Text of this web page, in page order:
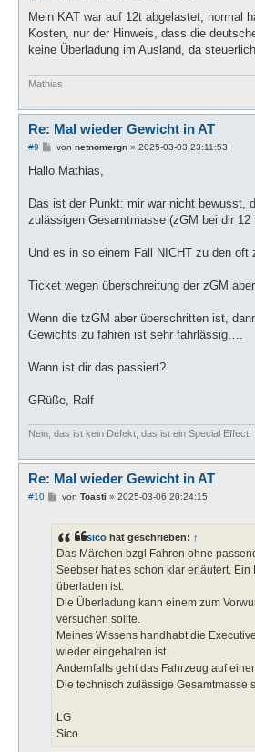
i
r
a
Mein KAT war auf 12t abgelastet, normal
Kosten, nur der Hinweis, dass die
keine Überladung im Ausland, da
Mathias
Re: Mal wieder Gewicht in AT
#9
B
i
a
von netnomergn» 2025-03-03 23:11:53
Hallo Mathias,
Das ist der Punkt: mir war nicht bewusst,
zulässigen Gesamtmasse (zGM bei dir 12
Und es in so einem Fall NICHT zu den
Ticket wegen überschreitung der zGM
Wenn die tzGM aber überschritten ist,
Gewichts zu fahren ist sehr fahrlässig….
Wann ist dir das passiert?
GRüße, Ralf
Nein, das ist kein Defekt, das ist ein Special Effect!
Re: Mal wieder Gewicht in AT
#10
B
r
a
von Toasti » 2025-03-06 20:24:15
sico hat geschrieben: ↑
Das Märchen bzgl Fahren ohne
Seebser hat es schon klar erläutert.
überladen ist.
Die Überladung kann einem zum
versuchen sollte.
Meines Wissens handhabt die
wieder eingehalten ist.
Andernfalls geht das Fahrzeug auf
Die technisch zulässige Gesamtmasse
LG
Sico